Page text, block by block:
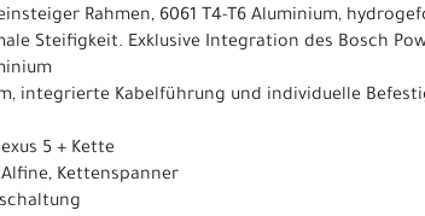
Rahmen, 6061 T4-T6 Aluminium,
Steifigkeit. Exklusive Integration des Bosch
integrierte Kabelführung und individuelle
5 + Kette
Kettenspanner